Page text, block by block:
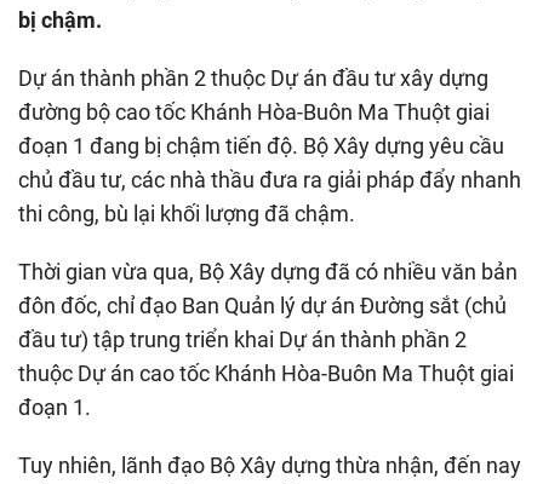
bị chậm.
Dự án thành phần 2 thuộc Dự án đầu tư xây dựng
đường bộ cao tốc Khánh Hòa-Buôn Ma Thuột giai
đoạn 1 đang bị chậm tiến độ. Bộ Xây dựng yêu cầu
chủ đầu tư, các nhà thầu đưa ra giải pháp đẩy nhanh
thi công, bù lại khối lượng đã chậm.
Thời gian vừa qua, Bộ Xây dựng đã có nhiều văn bản
đôn đốc, chỉ đạo Ban Quản lý dự án Đường sắt (chủ
đầu tư) tập trung triển khai Dự án thành phần 2
thuộc Dự án cao tốc Khánh Hòa-Buôn Ma Thuột giai
đoạn 1.
Tuy nhiên, lãnh đạo Bộ Xây dựng thừa nhận, đến nay